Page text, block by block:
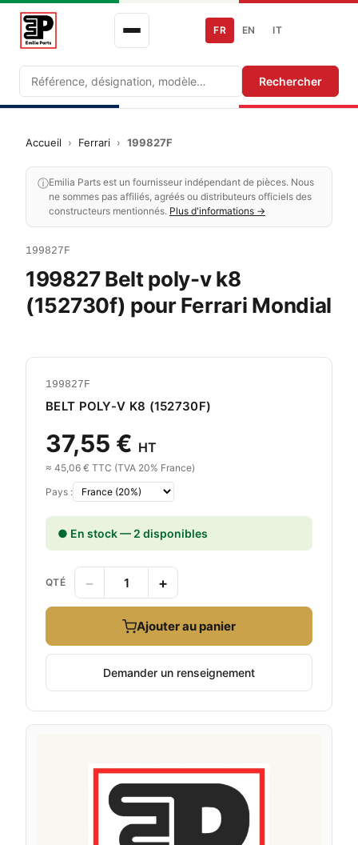
Recherche Rechercher
FR EN IT
Accueil › Ferrari › 199827F
ⓘEmilia Parts est un fournisseur indépendant de pièces. Nous
ne sommes pas affiliés, agréés ou distributeurs officiels des
constructeurs mentionnés. Plus d'informations →
199827F
199827 Belt poly-v k8
(152730f) pour Ferrari Mondial
199827F
BELT POLY-V K8 (152730F)
37,55 € HT
≈ 45,06 € TTC (TVA 20% France)
Pays :
● En stock — 2 disponibles
QTÉ − +
Ajouter au panier
Demander un renseignement